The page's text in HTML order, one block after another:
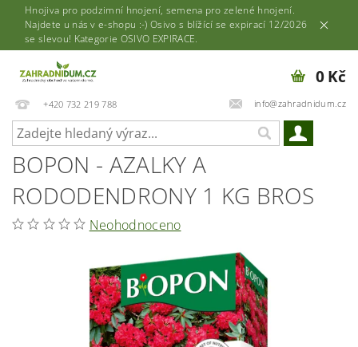
Hnojiva pro podzimní hnojení, semena pro zelené hnojení.
Najdete u nás v e-shopu :-) Osivo s blížící se expirací 12/2026
se slevou! Kategorie OSIVO EXPIRACE.
+420 732 219 788 info@zahradnidum.cz
0 Kč
BOPON - AZALKY A
RODODENDRONY 1 KG BROS
Neohodnoceno